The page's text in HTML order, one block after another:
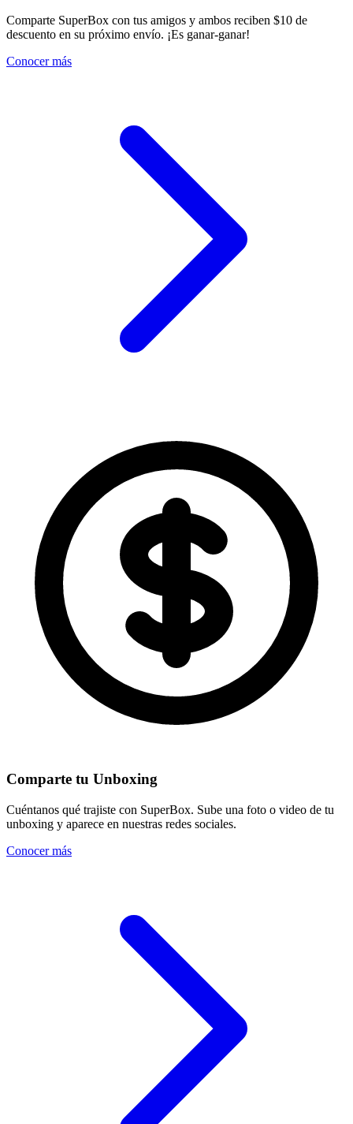
Comparte SuperBox con tus amigos y ambos reciben $10 de
descuento en su próximo envío. ¡Es ganar-ganar!
Conocer más
Comparte tu Unboxing
Cuéntanos qué trajiste con SuperBox. Sube una foto o video de tu
unboxing y aparece en nuestras redes sociales.
Conocer más